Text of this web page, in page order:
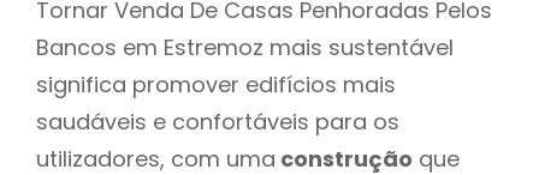
Tornar Venda De Casas Penhoradas Pelos
Bancos em Estremoz mais sustentável
significa promover edifícios mais
saudáveis e confortáveis para os
utilizadores, com uma construção que